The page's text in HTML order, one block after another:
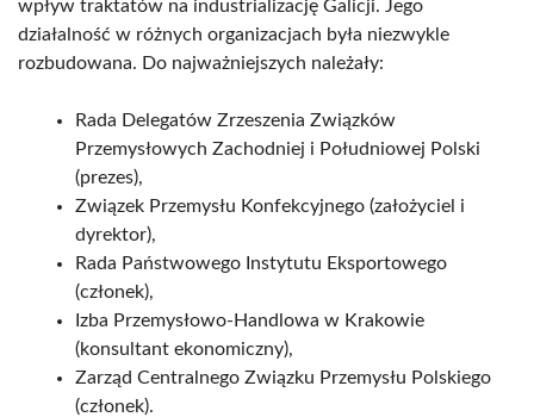
wpływ traktatów na industrializację Galicji. Jego
działalność w różnych organizacjach była niezwykle
rozbudowana. Do najważniejszych należały:
Rada Delegatów Zrzeszenia Związków
Przemysłowych Zachodniej i Południowej Polski
(prezes),
Związek Przemysłu Konfekcyjnego (założyciel i
dyrektor),
Rada Państwowego Instytutu Eksportowego
(członek),
Izba Przemysłowo-Handlowa w Krakowie
(konsultant ekonomiczny),
Zarząd Centralnego Związku Przemysłu Polskiego
(członek).